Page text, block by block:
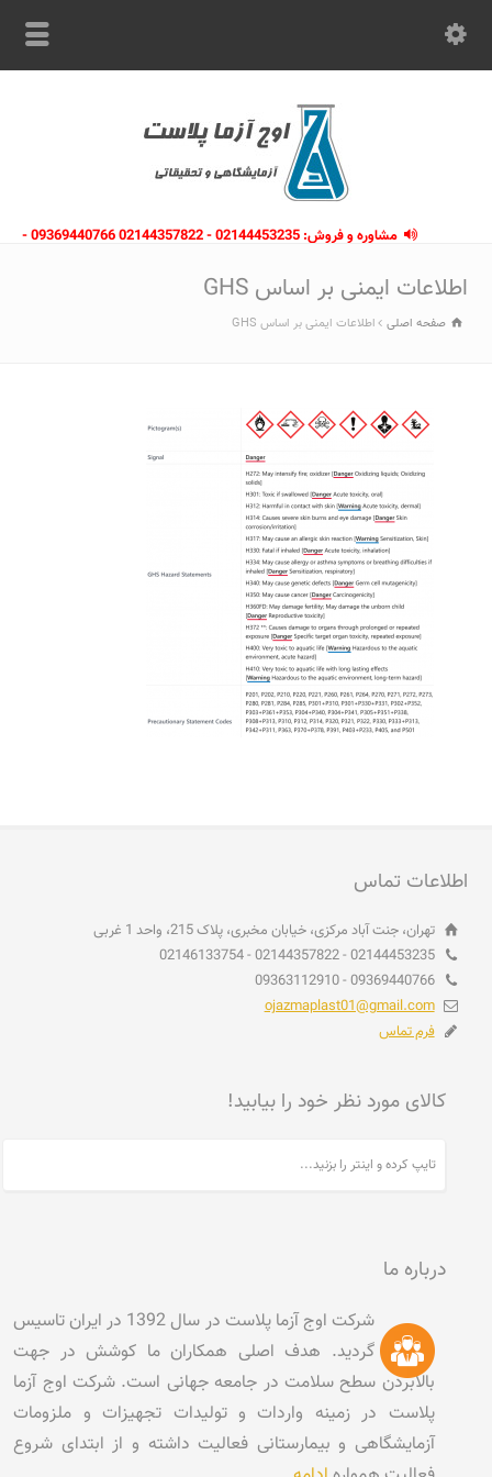
مشاوره و فروش: 02144453235 - 02144357822 09369440766 -
اطلاعات ایمنی بر اساس GHS
صفحه اصلی اطلاعات ایمنی بر اساس GHS
اطلاعات تماس
تهران، جنت آباد مرکزی، خیابان مخبری، پلاک 215، واحد 1 غربی
02144453235 - 02144357822 - 02146133754
09369440766 - 09363112910
ojazmaplast01@gmail.com
فرم تماس
کالای مورد نظر خود را بیابید!
درباره ما
شرکت اوج آزما پلاست در سال 1392 در ایران تاسیس
گردید. هدف اصلی همکاران ما کوشش در جهت
بالابردن سطح سلامت در جامعه جهانی است. شرکت اوج آزما
پلاست در زمینه واردات و تولیدات تجهیزات و ملزومات
آزمایشگاهی و بیمارستانی فعالیت داشته و از ابتدای شروع